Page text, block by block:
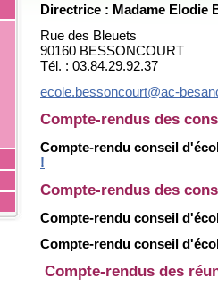
Directrice : Madame Elodie
Rue des Bleuets
90160 BESSONCOURT
Tél. : 03.84.29.92.37
ecole.bessoncourt@ac-
Compte-rendus des
Compte-rendu conseil
!
Compte-rendus des
Compte-rendu conseil
Compte-rendu conseil
Compte-rendus des